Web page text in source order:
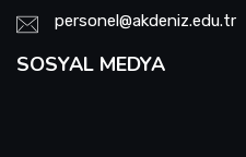
personel@akdeniz.edu.tr
SOSYAL MEDYA